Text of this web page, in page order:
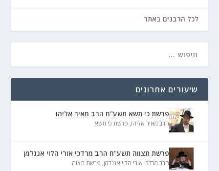
לכל הרבנים באתר
שיעורים אחרונים
פרשת כי תשא תשע"ח הרב מאיר אליהו
הרב מאיר אליהו, פרשת כי תשא
פרשת תצווה תשע"ח הרב מרדכי אורי הלוי אנגלמן
הרב מרדכי אורי הלוי אנגלמן, פרשת תצוה